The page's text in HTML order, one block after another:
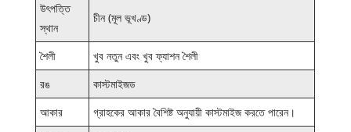
উৎপত্তি
স্থান
চীন (মূল ভূখণ্ড)
শৈলী
খুব নতুন এবং খুব ফ্যাশন শৈলী
রঙ
কাস্টমাইজড
আকার
গ্রাহকের আকার বৈশিষ্ট অনুযায়ী কাস্টমাইজ করতে পারেন।